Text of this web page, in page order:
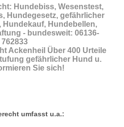
Hundebiss, Wesenstest,
Hundegesetz, gefährlicher
Hundekauf, Hundebellen,
- bundesweit: 06136-
762833
Ackenheil Über 400 Urteile
gefährlicher Hund u.
Sie sich!
umfasst u.a.: